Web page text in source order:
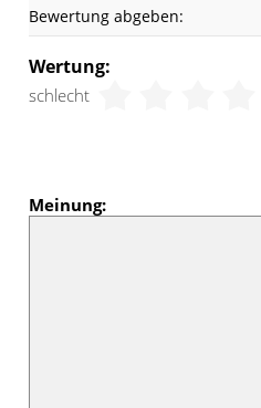
Bewertung abgeben:
Wertung:
schlecht
Meinung: